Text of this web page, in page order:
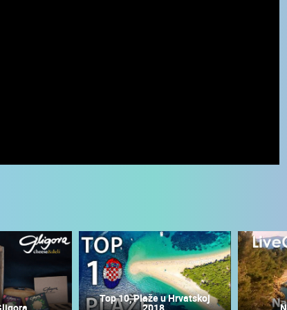
UŽIVO 0 GLEDATELJ(A) UŽIVO 0 GLEDATELJ(A)
Top 10, Plaže u Hrvatskoj